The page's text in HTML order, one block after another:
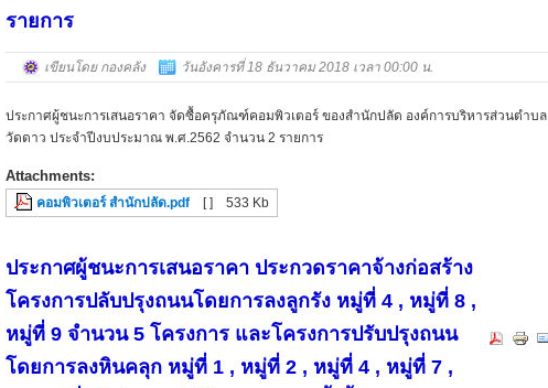
รายการ
เขียนโดย กองคลัง วันอังคารที่ 18 ธันวาคม 2018 เวลา 00:00 น.
ประกาศผู้ชนะการเสนอราคา จัดซื้อครุภัณฑ์คอมพิวเตอร์ ของสำนักปลัด องค์การบริหารส่วนตำบล
วัดดาว ประจำปีงบประมาณ พ.ศ.2562 จำนวน 2 รายการ
Attachments:
คอมพิวเตอร์ สำนักปลัด.pdf [ ] 533 Kb
ประกาศผู้ชนะการเสนอราคา ประกวดราคาจ้างก่อสร้าง
โครงการปลับปรุงถนนโดยการลงลูกรัง หมู่ที่ 4 , หมู่ที่ 8 ,
หมู่ที่ 9 จำนวน 5 โครงการ และโครงการปรับปรุงถนน
โดยการลงหินคลุก หมู่ที่ 1 , หมู่ที่ 2 , หมู่ที่ 4 , หมู่ที่ 7 ,